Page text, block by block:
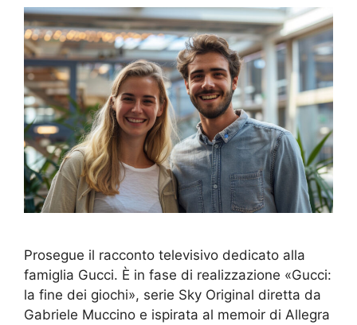
Prosegue il racconto televisivo dedicato alla
famiglia Gucci. È in fase di realizzazione «Gucci:
la fine dei giochi», serie Sky Original diretta da
Gabriele Muccino e ispirata al memoir di Allegra